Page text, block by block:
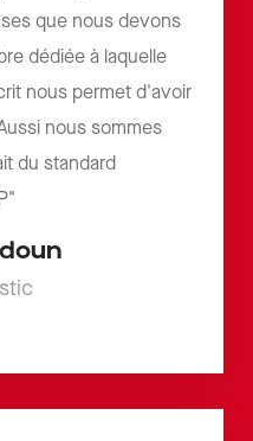
que nous devons
dédiée à laquelle
nous permet d'avoir
nous sommes
du standard